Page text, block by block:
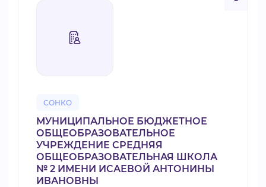
СОНКО
МУНИЦИПАЛЬНОЕ БЮДЖЕТНОЕ
ОБЩЕОБРАЗОВАТЕЛЬНОЕ
УЧРЕЖДЕНИЕ СРЕДНЯЯ
ОБЩЕОБРАЗОВАТЕЛЬНАЯ ШКОЛА
№ 2 ИМЕНИ ИСАЕВОЙ АНТОНИНЫ
ИВАНОВНЫ